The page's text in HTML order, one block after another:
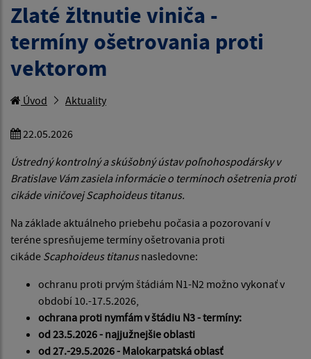
Zlaté žltnutie viniča -
termíny ošetrovania proti
vektorom
Úvod Aktuality
22.05.2026
Ústredný kontrolný a skúšobný ústav poľnohospodársky v
Bratislave Vám zasiela informácie o termínoch ošetrenia proti
cikáde viničovej Scaphoideus titanus.
Na základe aktuálneho priebehu počasia a pozorovaní v
teréne spresňujeme termíny ošetrovania proti
cikáde Scaphoideus titanusnasledovne:
ochranu proti prvým štádiám N1-N2 možno vykonať v
období 10.-17.5.2026,
ochrana proti nymfám v štádiu N3 - termíny:
od 23.5.2026 - najjužnejšie oblasti
od 27.-29.5.2026 - Malokarpatská oblasť